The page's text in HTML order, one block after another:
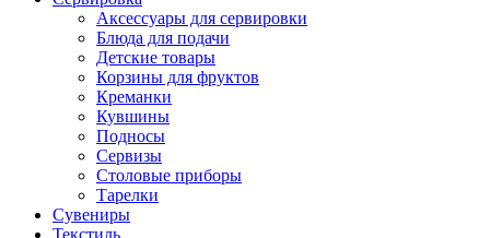
Аксессуары для сервировки
Блюда для подачи
Детские товары
Корзины для фруктов
Креманки
Кувшины
Подносы
Сервизы
Столовые приборы
Тарелки
Сувениры
Текстиль